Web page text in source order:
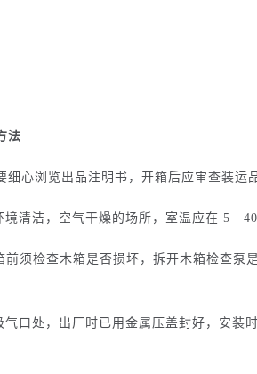
法
细心浏览出品注明书，开箱后应审查装运
境清洁，空气干燥的场所，室温应在
前须检查木箱是否损坏，拆开木箱检查泵
气口处，出厂时已用金属压盖封好，安装